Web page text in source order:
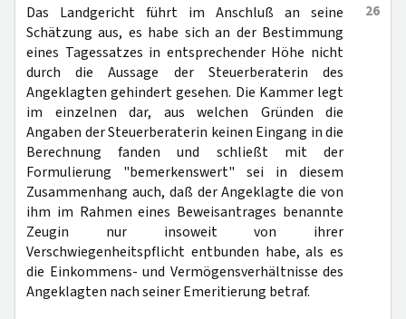
26
Das Landgericht führt im Anschluß an seine
Schätzung aus, es habe sich an der Bestimmung
eines Tagessatzes in entsprechender Höhe nicht
durch die Aussage der Steuerberaterin des
Angeklagten gehindert gesehen. Die Kammer legt
im einzelnen dar, aus welchen Gründen die
Angaben der Steuerberaterin keinen Eingang in die
Berechnung fanden und schließt mit der
Formulierung "bemerkenswert" sei in diesem
Zusammenhang auch, daß der Angeklagte die von
ihm im Rahmen eines Beweisantrages benannte
Zeugin nur insoweit von ihrer
Verschwiegenheitspflicht entbunden habe, als es
die Einkommens- und Vermögensverhältnisse des
Angeklagten nach seiner Emeritierung betraf.